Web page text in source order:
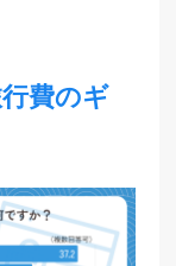
費のギ